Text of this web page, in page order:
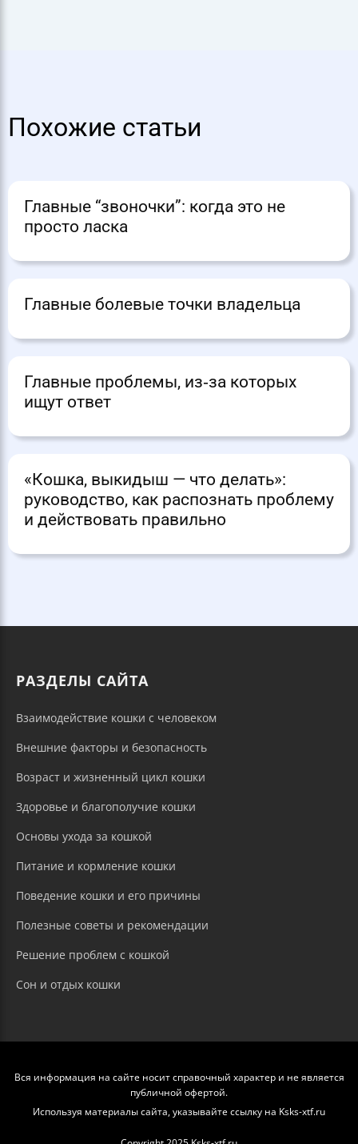
Похожие статьи
Главные “звоночки”: когда это не
просто ласка
Главные болевые точки владельца
Главные проблемы, из‑за которых
ищут ответ
«Кошка, выкидыш — что делать»:
руководство, как распознать проблему
и действовать правильно
РАЗДЕЛЫ САЙТА
Взаимодействие кошки с человеком
Внешние факторы и безопасность
Возраст и жизненный цикл кошки
Здоровье и благополучие кошки
Основы ухода за кошкой
Питание и кормление кошки
Поведение кошки и его причины
Полезные советы и рекомендации
Решение проблем с кошкой
Сон и отдых кошки
Вся информация на сайте носит справочный характер и не является
публичной офертой.
Используя материалы сайта, указывайте ссылку на Ksks-xtf.ru